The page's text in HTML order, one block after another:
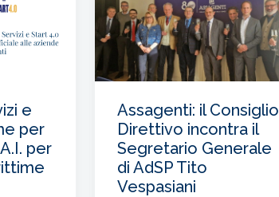
e
per
per
Assagenti: il Consiglio
Direttivo incontra il
Segretario Generale
di AdSP Tito
Vespasiani